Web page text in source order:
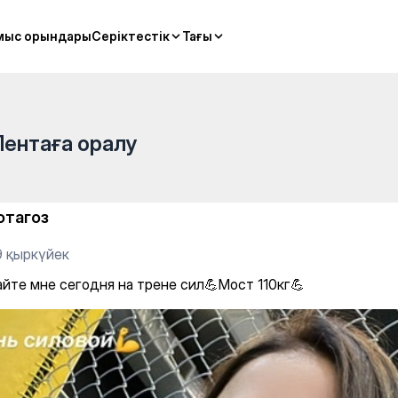
орындарыСеріктестік Тағы
орындарыСеріктестік Тағы
сил💪Мост 110кг💪
оралу
қыркүйек
мне сегодня на трене сил💪Мост 110кг💪